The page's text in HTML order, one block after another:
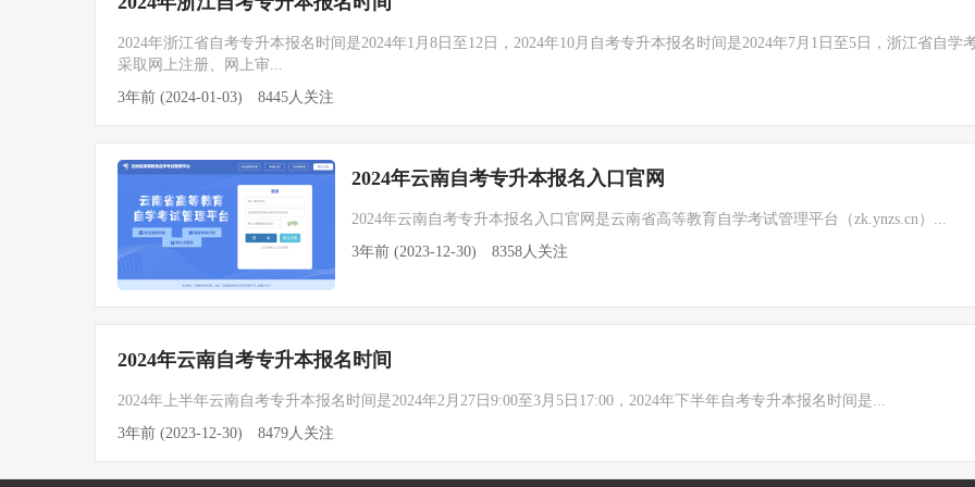
2024年浙江省自考专升本报名时间是2024年1月8日至12日，2024年10月自考专升本报名时间是2024年7月1日至5日，浙江省自学
采取网上注册、网上审...
3年前 (2024-01-03)
8445人关注
2024年云南自考专升本报名入口官网
2024年云南自考专升本报名入口官网是云南省高等教育自学考试管理平台（zk.ynzs.cn）...
3年前 (2023-12-30)
8358人关注
2024年云南自考专升本报名时间
2024年上半年云南自考专升本报名时间是2024年2月27日9:00至3月5日17:00，2024年下半年自考专升本报名时间是...
3年前 (2023-12-30)
8479人关注